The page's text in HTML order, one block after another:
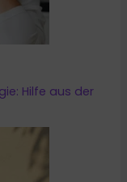
Hilfe aus der